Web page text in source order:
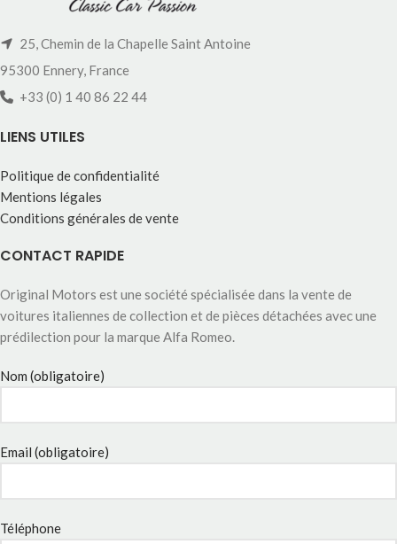
25, Chemin de la Chapelle Saint Antoine
95300 Ennery, France
+33 (0) 1 40 86 22 44
LIENS UTILES
Politique de confidentialité
Mentions légales
Conditions générales de vente
CONTACT RAPIDE
Original Motors est une société spécialisée dans la vente de
voitures italiennes de collection et de pièces détachées avec une
prédilection pour la marque Alfa Romeo.
Nom (obligatoire)
Email (obligatoire)
Téléphone